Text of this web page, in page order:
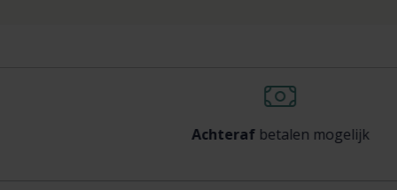
Achterafbetalen mogelijk